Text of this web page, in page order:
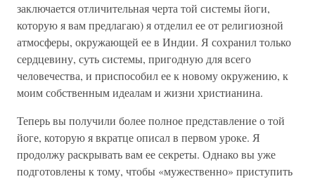
заключается отличительная черта той системы йоги,
которую я вам предлагаю) я отделил ее от религиозной
атмосферы, окружающей ее в Индии. Я сохранил только
сердцевину, суть системы, пригодную для всего
человечества, и приспособил ее к новому окружению, к
моим собственным идеалам и жизни христианина.
Теперь вы получили более полное представление о той
йоге, которую я вкратце описал в первом уроке. Я
продолжу раскрывать вам ее секреты. Однако вы уже
подготовлены к тому, чтобы «мужественно» приступить